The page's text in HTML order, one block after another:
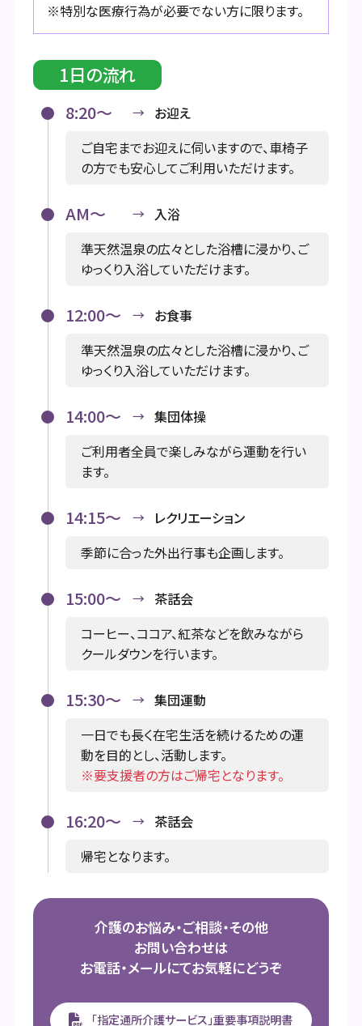
※特別な医療行為が必要でない方に限ります。
1日の流れ
8:20～
お迎え
ご自宅までお迎えに伺いますので、車椅子
の方でも安心してご利用いただけます。
AM～
入浴
準天然温泉の広々とした浴槽に浸かり、ご
ゆっくり入浴していただけます。
12:00～
お食事
準天然温泉の広々とした浴槽に浸かり、ご
ゆっくり入浴していただけます。
14:00～
集団体操
ご利用者全員で楽しみながら運動を行い
ます。
14:15～
レクリエーション
季節に合った外出行事も企画します。
15:00～
茶話会
コーヒー、ココア、紅茶などを飲みながら
クールダウンを行います。
15:30～
集団運動
一日でも長く在宅生活を続けるための運
動を目的とし、活動します。
※要支援者の方はご帰宅となります。
16:20～
茶話会
帰宅となります。
介護のお悩み・ご相談・その他
お問い合わせは
お電話・メールにてお気軽にどうぞ
「指定通所介護サービス」重要事項説明書